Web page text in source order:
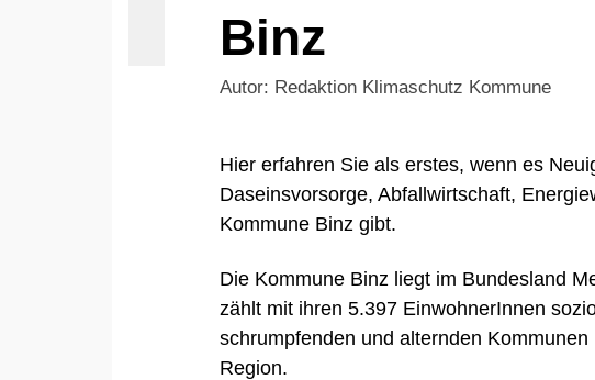
Binz
Autor: Redaktion Klimaschutz Kommune
Hier erfahren Sie als erstes, wenn es
Daseinsvorsorge, Abfallwirtschaft,
Kommune Binz gibt.
Die Kommune Binz liegt im Bundesland
zählt mit ihren 5.397 EinwohnerInnen
schrumpfenden und alternden
Region.